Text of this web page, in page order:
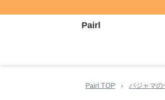
Pairl
Pairl TOP › パジャマの